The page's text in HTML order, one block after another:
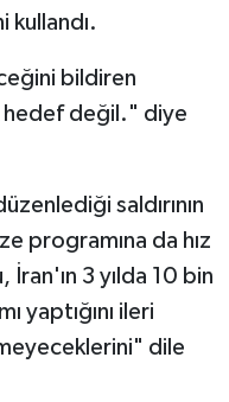
kullandı.
bildiren
hedef değil." diye
saldırının
programına da hız
3 yılda 10 bin
yaptığını ileri
dile